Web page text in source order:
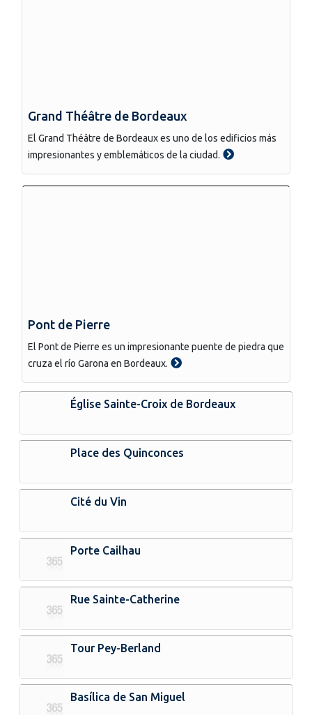
Grand Théâtre de Bordeaux
El Grand Théâtre de Bordeaux es uno de los edificios más
impresionantes y emblemáticos de la ciudad.
Pont de Pierre
El Pont de Pierre es un impresionante puente de piedra que
cruza el río Garona en Bordeaux.
Église Sainte-Croix de Bordeaux
Place des Quinconces
Cité du Vin
Porte Cailhau
Rue Sainte-Catherine
Tour Pey-Berland
Basílica de San Miguel